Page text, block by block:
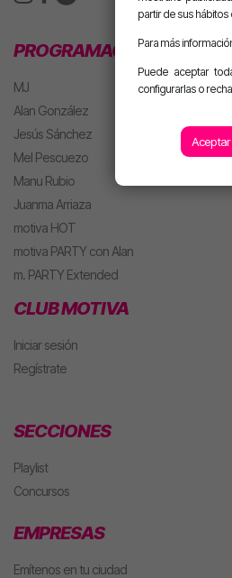
PROGRAMACIÓN
MJ
Alan González
Jesús Sánchez
Mel Pescuezo
Manu Rubio
Juanma Arriaza
motiva HOT
motiva PARTY con Alan
m. PARTY Extended
CLUB MOTIVA
Iniciar sesión
Regístrate
SECCIONES
Playlist
Concursos
EMPRESAS
Emítenos en tu ciudad
partir de sus
Para más
Puede aceptar
configurarlas o
Aceptar